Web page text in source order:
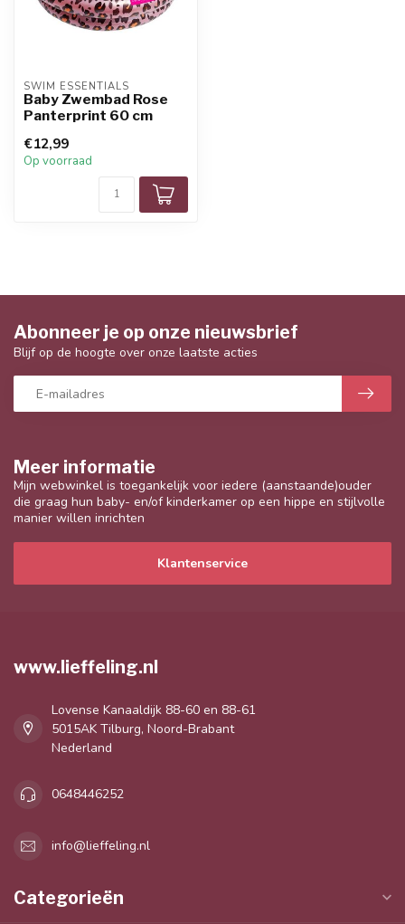
SWIM ESSENTIALS
Baby Zwembad Rose
Panterprint 60 cm
€12,99
Op voorraad
Meer informatie
Mijn webwinkel is toegankelijk voor iedere (aanstaande)ouder
die graag hun baby- en/of kinderkamer op een hippe en stijlvolle
manier willen inrichten
Klantenservice
Abonneer je op onze nieuwsbrief
Blijf op de hoogte over onze laatste acties
www.lieffeling.nl
Lovense Kanaaldijk 88-60 en 88-61
5015AK Tilburg, Noord-Brabant
Nederland
0648446252
info@lieffeling.nl
Categorieën